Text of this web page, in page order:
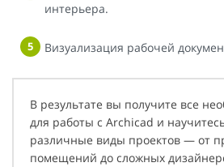
интерьера.
Визуализация рабочей
В результате вы получите все
для работы с Archicad и
различные виды проектов — от
помещений до сложных